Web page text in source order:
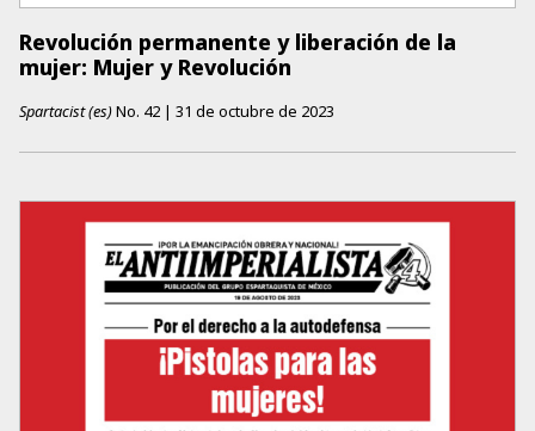
Revolución permanente y liberación de la
mujer: Mujer y Revolución
Spartacist (es)No. 42 | 31 de octubre de 2023